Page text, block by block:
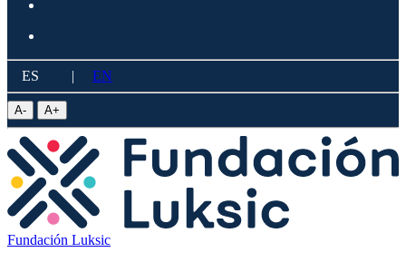
ES | EN
A- A+
Fundación Luksic